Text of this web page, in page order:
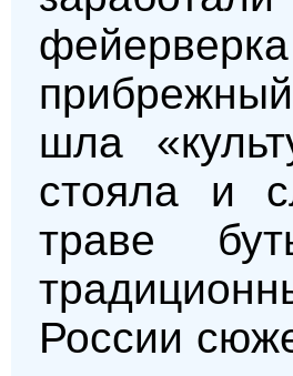
шла
стояла и
траве
России